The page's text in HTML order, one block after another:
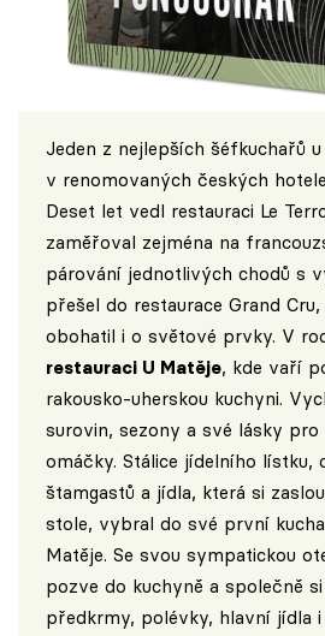
Jeden z nejlepších šéfkuchařů
v renomovaných českých
Deset let vedl restauraci Le
zaměřoval zejména na
párování jednotlivých chodů s
přešel do restaurace Grand
obohatil i o světové prvky. V
restauraci U Matěje, kde vaří
rakousko-uherskou kuchyni.
surovin, sezony a své lásky
omáčky. Stálice jídelního lístku,
štamgastů a jídla, která si
stole, vybral do své první
Matěje. Se svou sympatickou
pozve do kuchyně a společně
předkrmy, polévky, hlavní jídla i